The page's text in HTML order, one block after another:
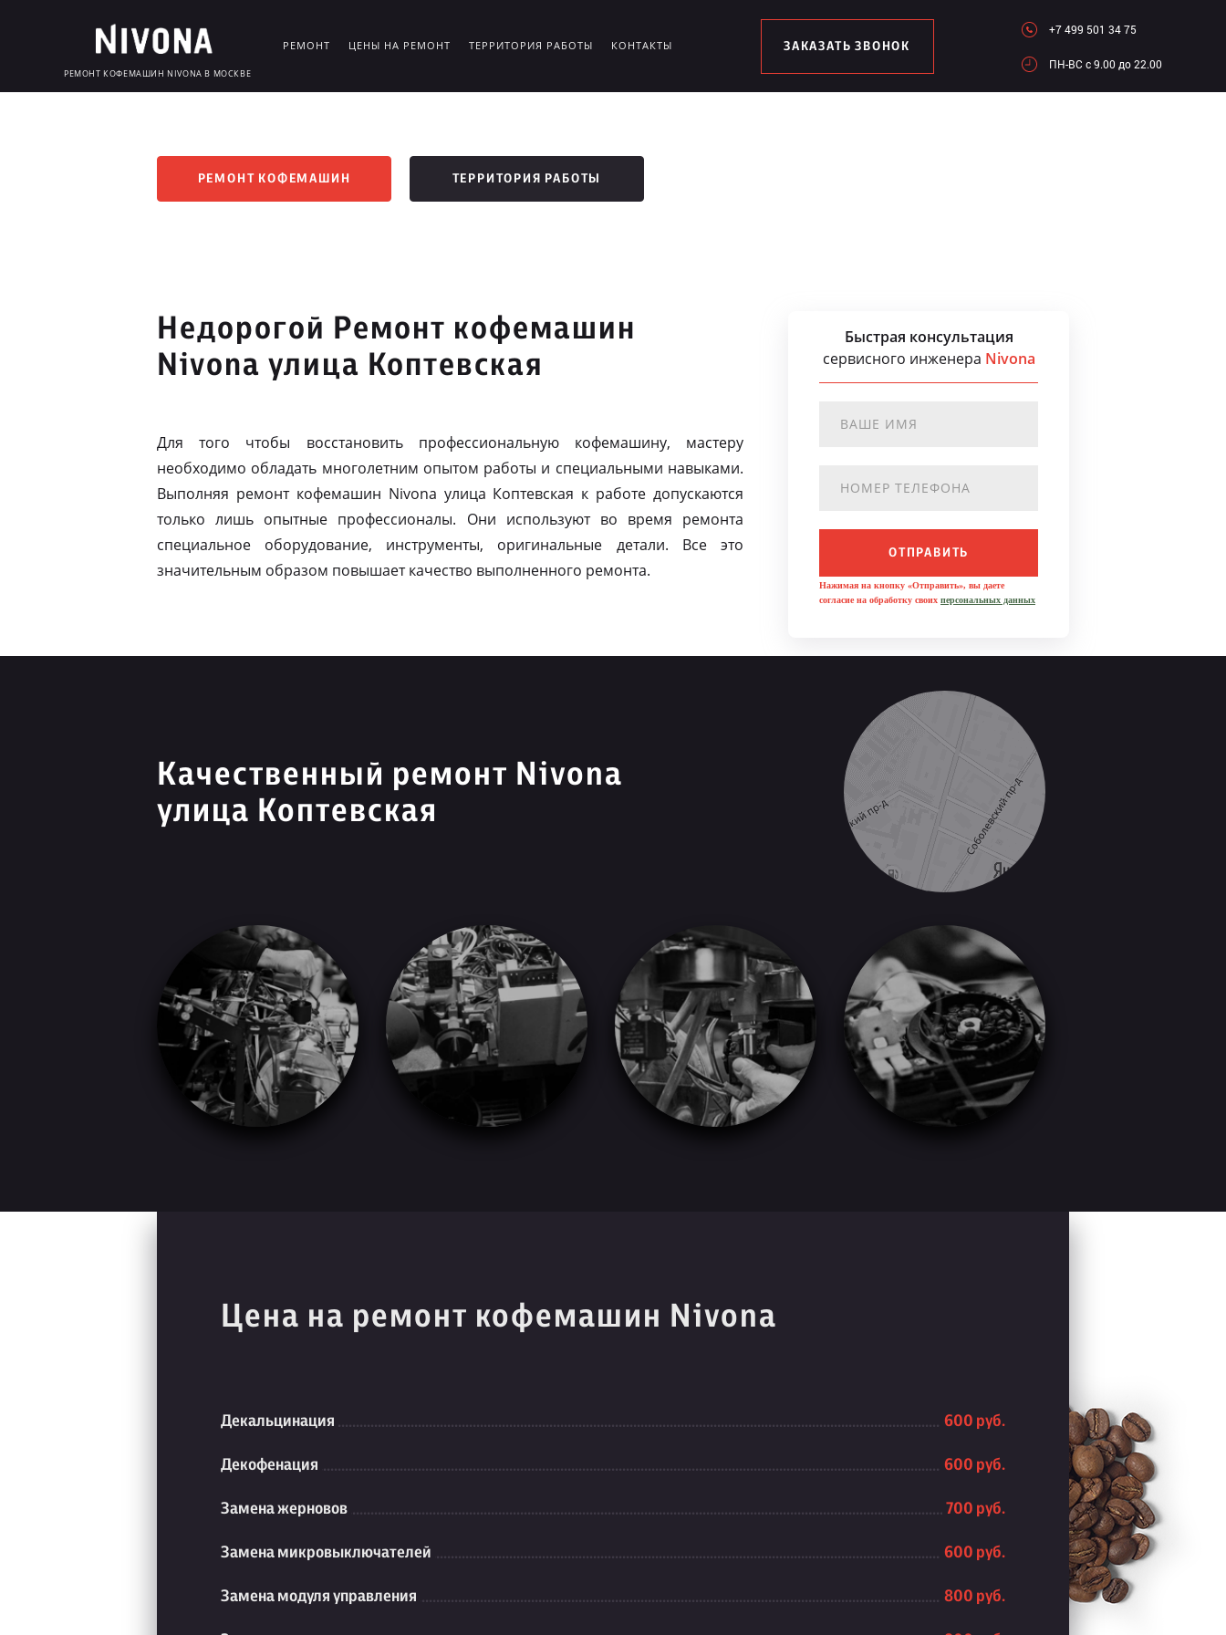
РЕМОНТ КОФЕМАШИН NIVONA В МОСКВЕ
РЕМОНТ ЦЕНЫ НА РЕМОНТ ТЕРРИТОРИЯ РАБОТЫ КОНТАКТЫ ЗАКАЗАТЬ ЗВОНОК
+7 499 501 34 75
ПН-ВC c 9.00 до 22.00
РЕМОНТ КОФЕМАШИН ТЕРРИТОРИЯ РАБОТЫ
Недорогой Ремонт кофемашин
Nivona улица Коптевская
Для того чтобы восстановить профессиональную кофемашину, мастеру
необходимо обладать многолетним опытом работы и специальными навыками.
Выполняя ремонт кофемашин Nivona улица Коптевская к работе допускаются
только лишь опытные профессионалы. Они используют во время ремонта
специальное оборудование, инструменты, оригинальные детали. Все это
значительным образом повышает качество выполненного ремонта.
Быстрая консультация
сервисного инженера Nivona
ОТПРАВИТЬ
Нажимая на кнопку «Отправить», вы даете
согласие на обработку своих персональных данных
Качественный ремонт Nivona
улица Коптевская
Цена на ремонт кофемашин Nivona
Декальцинация 600 руб.
Декофенация 600 руб.
Замена жерновов 700 руб.
Замена микровыключателей 600 руб.
Замена модуля управления 800 руб.